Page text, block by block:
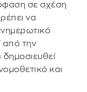
σε σχέση
να
από την
και